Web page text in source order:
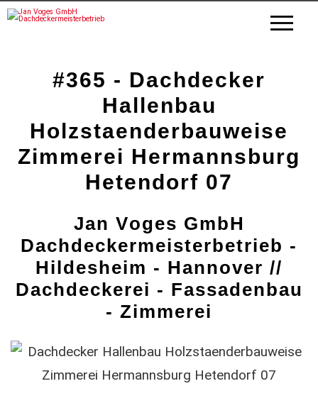
#365 - Dachdecker
Hallenbau
Holzstaenderbauweise
Zimmerei Hermannsburg
Hetendorf 07
Jan Voges GmbH
Dachdeckermeisterbetrieb -
Hildesheim - Hannover //
Dachdeckerei - Fassadenbau
- Zimmerei